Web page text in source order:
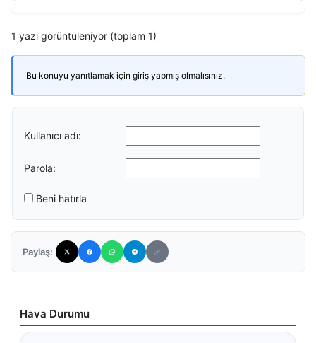
1 yazı görüntüleniyor (toplam 1)
Bu konuyu yanıtlamak için giriş yapmış olmalısınız.
Kullanıcı adı:
Parola:
Beni hatırla
Paylaş:
Hava Durumu